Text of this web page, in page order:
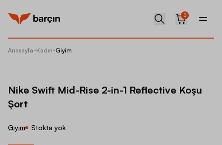
0
Anasayfa-Kadın-Giyim
Nike Swift Mid-Rise 2-in-1 Reflective Koşu
Şort
Giyim Stokta yok